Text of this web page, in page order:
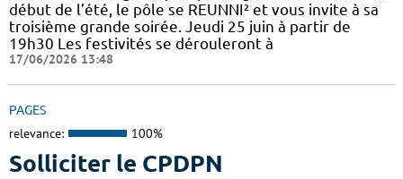
début de l’été, le pôle se REUNNI² et vous invite à sa
troisième grande soirée. Jeudi 25 juin à partir de
19h30 Les festivités se dérouleront à
17/06/2026 13:48
PAGES
relevance: 100%
Solliciter le CPDPN